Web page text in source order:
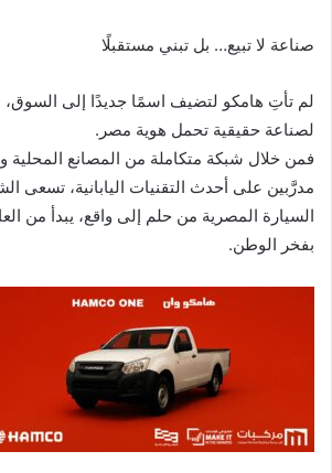
صناعة لا تبيع… بل تبني مستقبلًا
لم تأتِ هامكو لتضيف اسمًا جديدًا إلى السوق،
لصناعة حقيقية تحمل هوية مصر.
فمن خلال شبكة متكاملة من المصانع
مدرَّبين على أحدث التقنيات اليابانية، تسعى
السيارة المصرية من حلم إلى واقع، يبدأ من
بفخر الوطن.